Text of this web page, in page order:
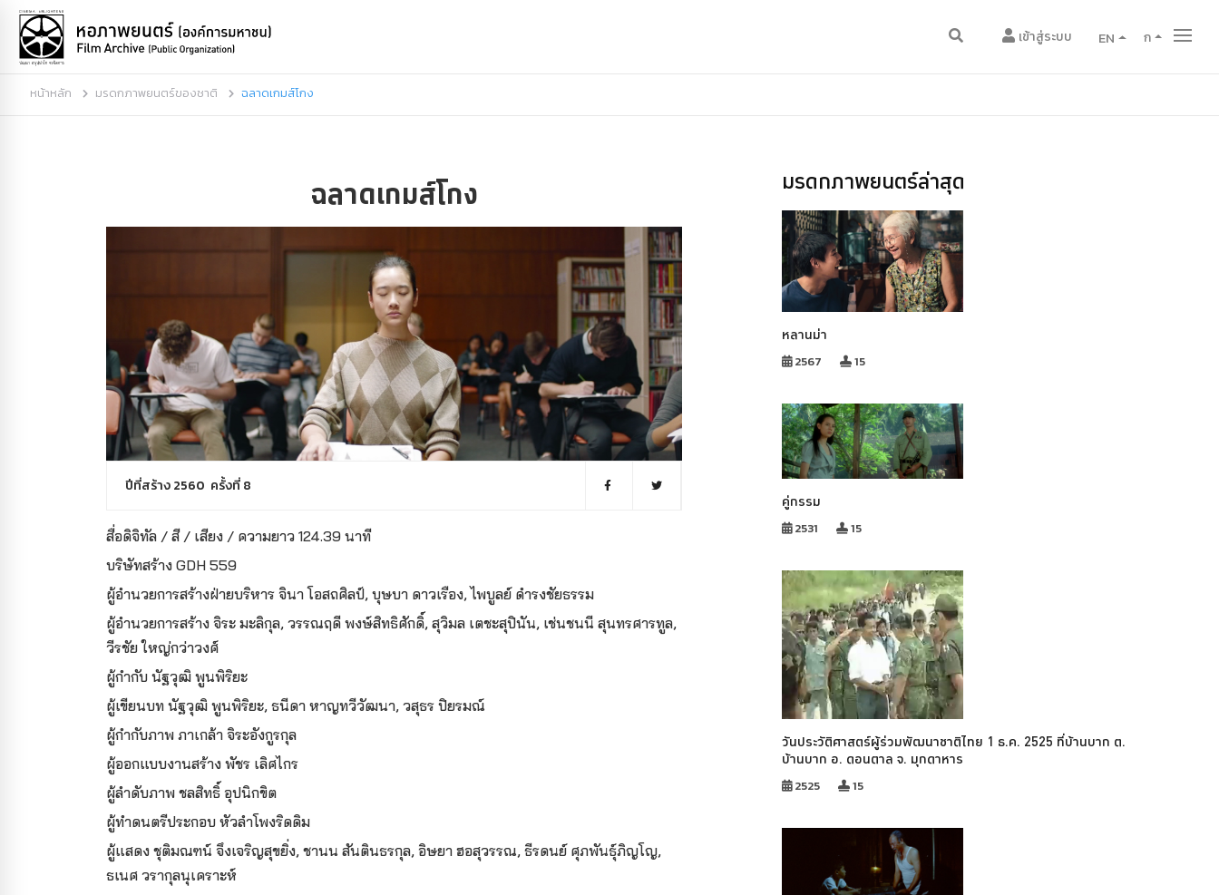
เข้าสู่ระบบ EN ก
หน้าหลัก มรดกภาพยนตร์ของชาติ ฉลาดเกมส์โกง
ฉลาดเกมส์โกง
ปีที่สร้าง 2560 ครั้งที่ 8
สื่อดิจิทัล / สี / เสียง / ความยาว 124.39 นาที
บริษัทสร้าง GDH 559
ผู้อำนวยการสร้างฝ่ายบริหาร จินา โอสถศิลป์, บุษบา ดาวเรือง, ไพบูลย์ ดำรงชัยธรรม
ผู้อำนวยการสร้าง จิระ มะลิกุล, วรรณฤดี พงษ์สิทธิศักดิ์, สุวิมล เตชะสุปินัน, เช่นชนนี สุนทรศารทูล,
วีรชัย ใหญ่กว่าวงศ์
ผู้กำกับ นัฐวุฒิ พูนพิริยะ
ผู้เขียนบท นัฐวุฒิ พูนพิริยะ, ธนีดา หาญทวีวัฒนา, วสุธร ปิยรมณ์
ผู้กำกับภาพ ภาเกล้า จิระอังกูรกุล
ผู้ออกแบบงานสร้าง พัชร เลิศไกร
ผู้ลำดับภาพ ชลสิทธิ์ อุปนิกขิต
ผู้ทำดนตรีประกอบ หัวลำโพงริดดิม
ผู้แสดง ชุติมณฑน์ จึงเจริญสุขยิ่ง, ชานน สันตินธรกุล, อิษยา ฮอสุวรรณ, ธีรดนย์ ศุภพันธ์ุภิญโญ,
ธเนศ วรากุลนุเคราะห์
มรดกภาพยนตร์ล่าสุด
หลานม่า
2567 15
คู่กรรม
2531 15
วันประวัติศาสตร์ผู้ร่วมพัฒนาชาติไทย 1 ธ.ค. 2525 ที่บ้านบาก ต.
บ้านบาก อ. ดอนตาล จ. มุกดาหาร
2525 15